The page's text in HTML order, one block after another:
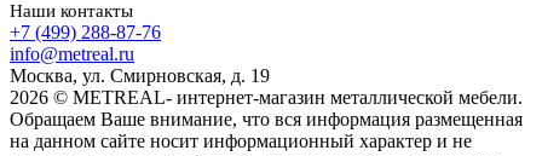
Наши контакты
+7 (499) 288-87-76
info@metreal.ru
Москва, ул. Смирновская, д. 19
2026 © METREAL- интернет-магазин металлической мебели.
Обращаем Ваше внимание, что вся информация размещенная
на данном сайте носит информационный характер и не